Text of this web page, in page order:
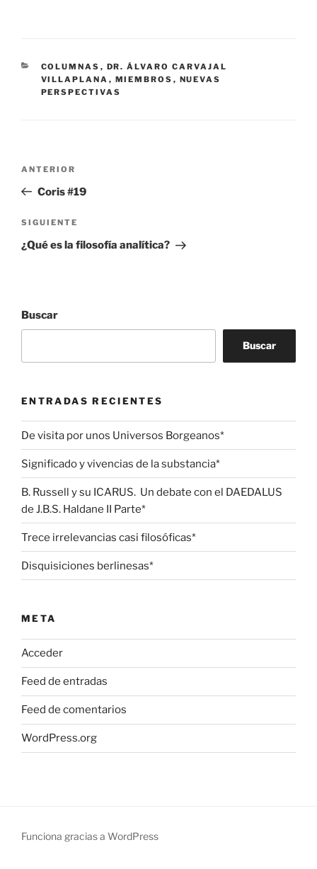
CATEGORÍAS
COLUMNAS , DR. ÁLVARO CARVAJAL
VILLAPLANA , MIEMBROS , NUEVAS
PERSPECTIVAS
entradas
Entrada
anterior:
ANTERIOR
Coris #19
Siguiente
entrada
SIGUIENTE
¿Qué es la filosofía analítica?
Buscar
Buscar
ENTRADAS RECIENTES
De visita por unos Universos Borgeanos*
Significado y vivencias de la substancia*
B. Russell y su ICARUS. Un debate con el DAEDALUS
de J.B.S. Haldane II Parte*
Trece irrelevancias casi filosóficas*
Disquisiciones berlinesas*
META
Acceder
Feed de entradas
Feed de comentarios
WordPress.org
Funciona gracias a WordPress